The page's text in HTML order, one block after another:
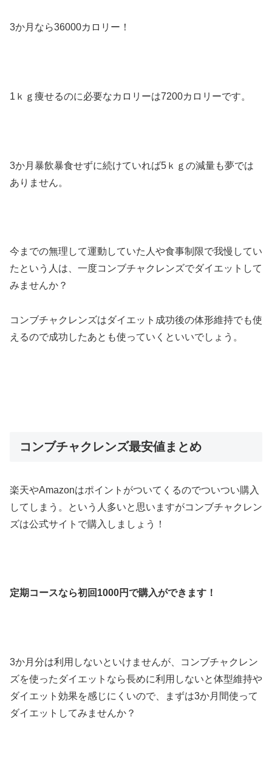
3か月なら36000カロリー！
1ｋｇ痩せるのに必要なカロリーは7200カロリーです。
3か月暴飲暴食せずに続けていれば5ｋｇの減量も夢では
ありません。
今までの無理して運動していた人や食事制限で我慢してい
たという人は、一度コンブチャクレンズでダイエットして
みませんか？
コンブチャクレンズはダイエット成功後の体形維持でも使
えるので成功したあとも使っていくといいでしょう。
コンブチャクレンズ最安値まとめ
楽天やAmazonはポイントがついてくるのでついつい購入
してしまう。という人多いと思いますがコンブチャクレン
ズは公式サイトで購入しましょう！
定期コースなら初回1000円で購入ができます！
3か月分は利用しないといけませんが、コンブチャクレン
ズを使ったダイエットなら長めに利用しないと体型維持や
ダイエット効果を感じにくいので、まずは3か月間使って
ダイエットしてみませんか？